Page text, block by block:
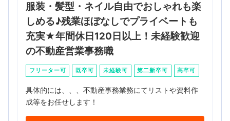
服装・髪型・ネイル自由でおしゃれも楽
しめる♪残業ほぼなしでプライベートも
充実★年間休日120日以上！未経験歓迎
の不動産営業事務職
フリーター可 既卒可 未経験可 第二新卒可 高卒可
具体的には、、、不動産事務業務にてリストや資料作
成等をお任せします！